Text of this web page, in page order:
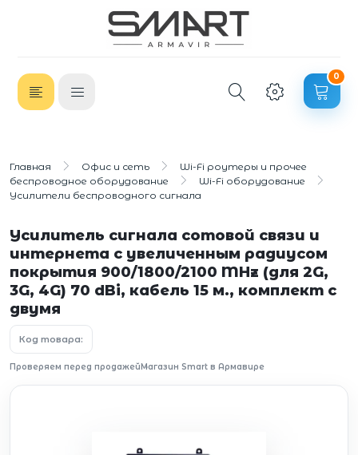
0
Главная Офис и сеть
Wi-Fi роутеры и прочее
беспроводное оборудование
Wi-Fi оборудование
Усилители беспроводного сигнала
Усилитель сигнала сотовой связи и
интернета с увеличенным радиусом
покрытия 900/1800/2100 MHz (для 2G,
3G, 4G) 70 dBi, кабель 15 м., комплект с
двумя
Код товара:
Проверяем перед продажейМагазин Smart в Армавире